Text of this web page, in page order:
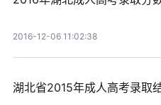
2016-12-06 11:02:38
湖北省2015年成人高考录取